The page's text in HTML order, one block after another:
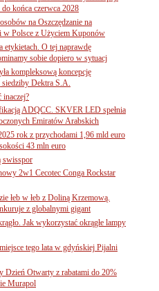
końca czerwca 2028
na Oszczędzanie na
w Polsce z Użyciem Kuponów
etykietach. O tej naprawdę
sobie dopiero w sytuacj
kompleksową koncepcję
Dektra S.A.
inaczej?
ADQCC. SKVER LED spełnia
Emiratów Arabskich
rok z przychodami 1,96 mld euro
43 mln euro
swisspor
2w1 Cecotec Conga Rockstar
łeb w łeb z Doliną Krzemową.
z globalnymi gigant
Jak wykorzystać okrągłe lampy
tego lata w gdyńskiej Pijalni
Dzień Otwarty z rabatami do 20%
Murapol